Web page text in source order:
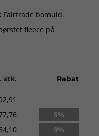
Fairtrade bomuld.
fleece på
2 uger med logo fra
stk. Rabat
5%
9%